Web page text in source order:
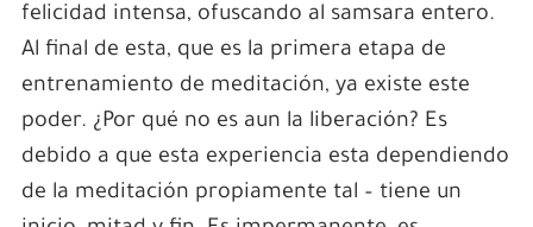
felicidad intensa, ofuscando al samsara entero.
Al final de esta, que es la primera etapa de
entrenamiento de meditación, ya existe este
poder. ¿Por qué no es aun la liberación? Es
debido a que esta experiencia esta dependiendo
de la meditación propiamente tal – tiene un